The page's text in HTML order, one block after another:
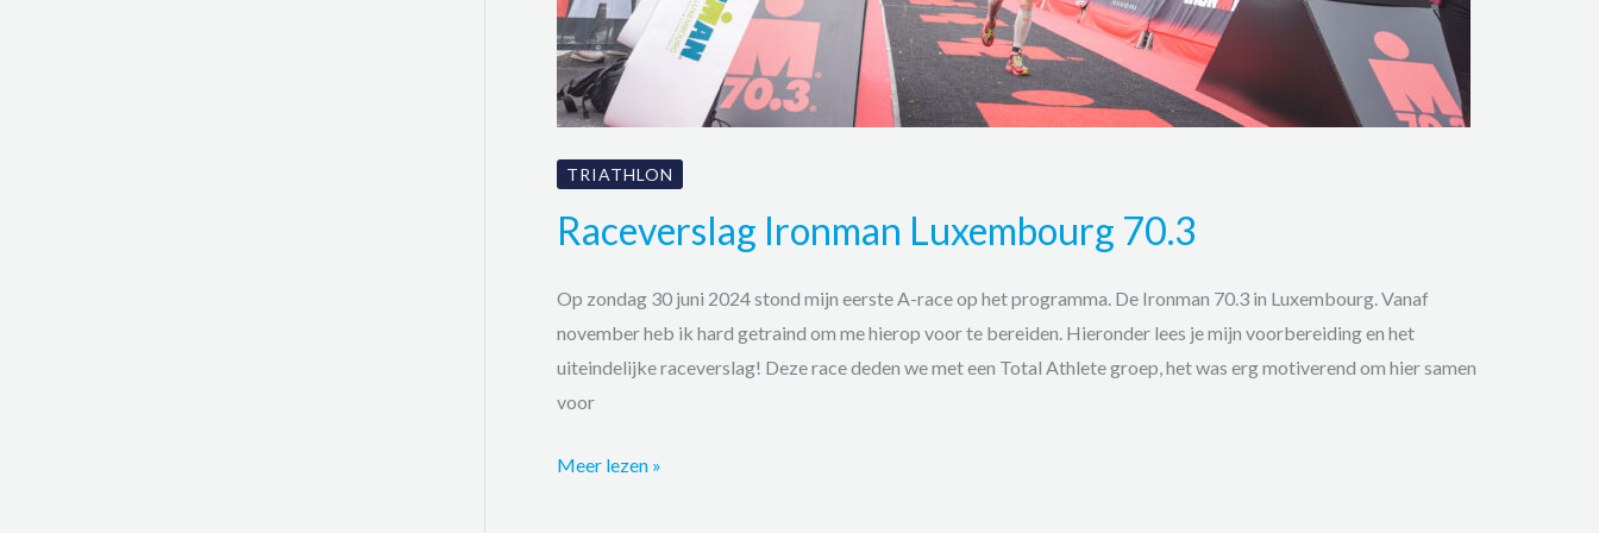
TRIATHLON
Raceverslag Ironman Luxembourg 70.3
Op zondag 30 juni 2024 stond mijn eerste A-race op het programma. De Ironman 70.3 in Luxembourg. Vanaf
november heb ik hard getraind om me hierop voor te bereiden. Hieronder lees je mijn voorbereiding en het
uiteindelijke raceverslag! Deze race deden we met een Total Athlete groep, het was erg motiverend om hier samen
voor
Raceverslag
Meer lezen »